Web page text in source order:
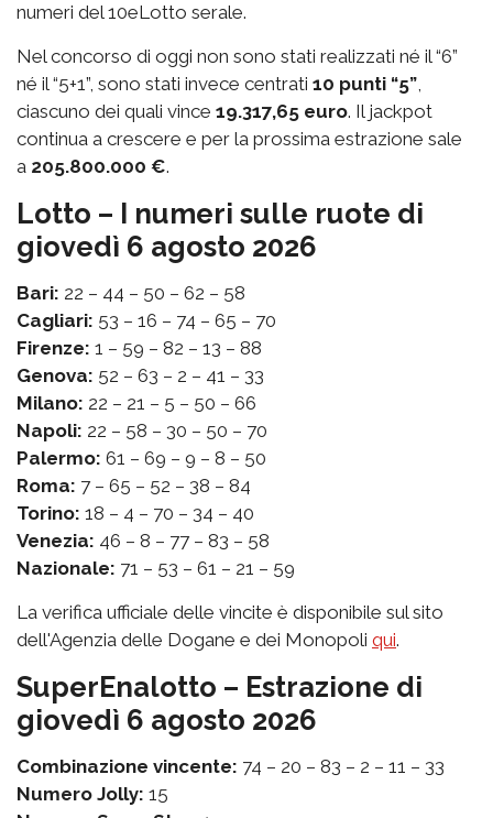
numeri del 10eLotto serale.
Nel concorso di oggi non sono stati realizzati né il “6”
né il “5+1”, sono stati invece centrati 10 punti “5”,
ciascuno dei quali vince 19.317,65 euro. Il jackpot
continua a crescere e per la prossima estrazione sale
a 205.800.000 €.
Lotto – I numeri sulle ruote di
giovedì 6 agosto 2026
Bari: 22 – 44 – 50 – 62 – 58
Cagliari: 53 – 16 – 74 – 65 – 70
Firenze: 1 – 59 – 82 – 13 – 88
Genova: 52 – 63 – 2 – 41 – 33
Milano: 22 – 21 – 5 – 50 – 66
Napoli: 22 – 58 – 30 – 50 – 70
Palermo: 61 – 69 – 9 – 8 – 50
Roma: 7 – 65 – 52 – 38 – 84
Torino: 18 – 4 – 70 – 34 – 40
Venezia: 46 – 8 – 77 – 83 – 58
Nazionale: 71 – 53 – 61 – 21 – 59
La verifica ufficiale delle vincite è disponibile sul sito
dell'Agenzia delle Dogane e dei Monopoli qui.
SuperEnalotto – Estrazione di
giovedì 6 agosto 2026
Combinazione vincente: 74 – 20 – 83 – 2 – 11 – 33
Numero Jolly: 15